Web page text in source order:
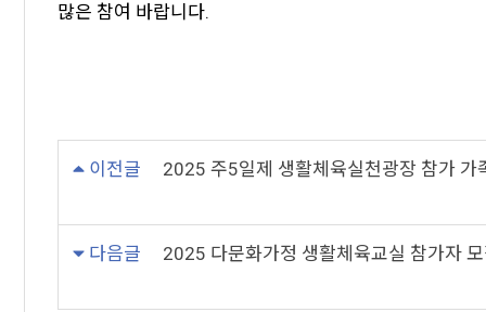
많은 참여 바랍니다.
이전글
2025 주5일제 생활체육실천광장 참가 가
다음글
2025 다문화가정 생활체육교실 참가자 모